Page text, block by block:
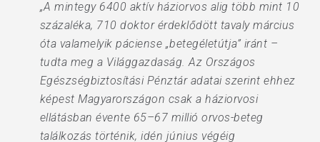
„A mintegy 6400 aktív háziorvos alig több mint 10
százaléka, 710 doktor érdeklődött tavaly március
óta valamelyik páciense „betegéletútja” iránt –
tudta meg a Világgazdaság. Az Országos
Egészségbiztosítási Pénztár adatai szerint ehhez
képest Magyarországon csak a háziorvosi
ellátásban évente 65–67 millió orvos-beteg
találkozás történik, idén június végéig